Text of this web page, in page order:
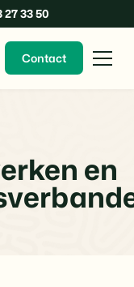
27 33 50
Contact
en